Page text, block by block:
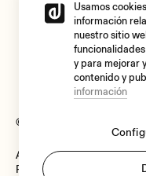
Al suscribirte
© 2026 Ecler
Aviso legal
Política de cookies
Usamos
información
nuestro sitio
y para mejorar
contenido y
información